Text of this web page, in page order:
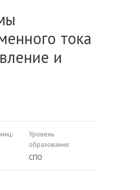
тока
и
Уровень
образования:
СПО